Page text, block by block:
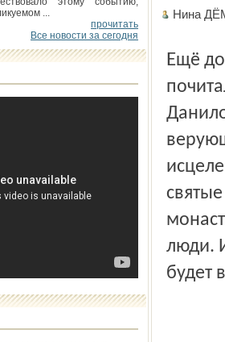
...
прочитать
Все новости за сегодня
Нина
Ещё до прославления в лике святых люди знали и
люди.
будет